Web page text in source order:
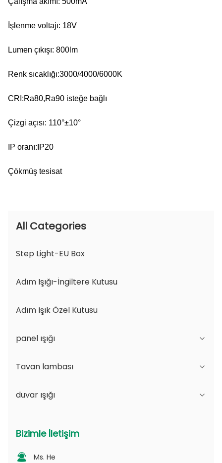
İşlenme voltajı: 18V
Lumen çıkışı: 800lm
Renk sıcaklığı:3000/4000/6000K
CRI:Ra80,Ra90 isteğe bağlı
Çizgi açısı: 110°±10°
IP oranı:IP20
Çökmüş tesisat
All Categories
Step Light-EU Box
Adım Işığı-İngiltere Kutusu
Adım Işık Özel Kutusu
panel ışığı
JDL Serisi
DSDL Serisi
MDL Serisi
Tavan lambası
JCL Serisi
PV Serisi
duvar ışığı
Değişilebilir Aperture
Bizimle İletişim
Ms. He